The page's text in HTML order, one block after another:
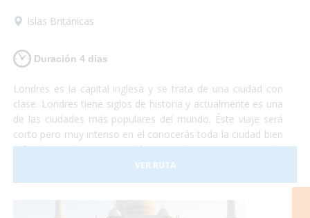
Islas Británicas
Duración 4 dias
Londres es la capital inglesa y se trata de una ciudad con
clase. Londres tiene siglos de historia y actualmente es una
de las ciudades más populares del mundo. Éste viaje será
corto pero muy intenso en el conocerás toda la ciudad bien
a fondo. En éste viaje podrás visitar los monumentos más
emblemáticos como el Big Ben o la Torre de Londres y
adentrarte en la cultura local conociendo los barrios de
de visitar los fantásticos museos que se encuentran en la
VER RUTA